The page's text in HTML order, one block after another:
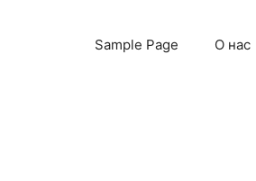
Sample Page О нас